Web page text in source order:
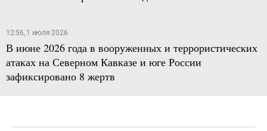
12:56, 1 июля 2026
В июне 2026 года в вооруженных и террористических
атаках на Северном Кавказе и юге России
зафиксировано 8 жертв